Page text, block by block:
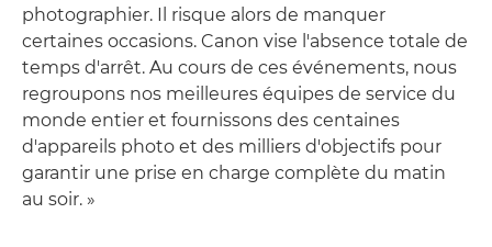
photographier. Il risque alors de manquer
certaines occasions. Canon vise l'absence totale de
temps d'arrêt. Au cours de ces événements, nous
regroupons nos meilleures équipes de service du
monde entier et fournissons des centaines
d'appareils photo et des milliers d'objectifs pour
garantir une prise en charge complète du matin
au soir. »